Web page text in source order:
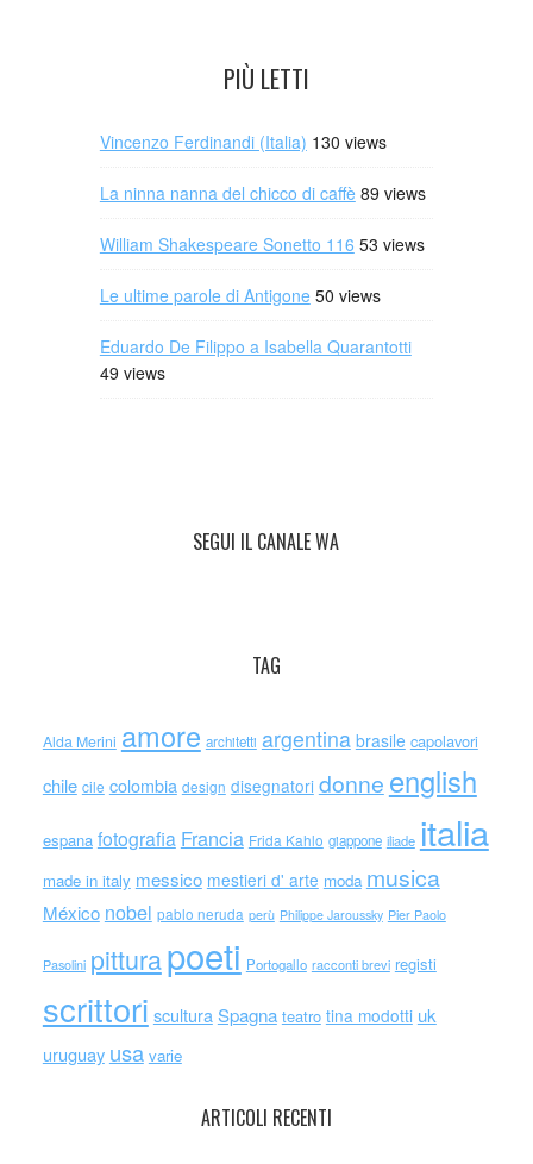
PIÙ LETTI
Vincenzo Ferdinandi (Italia) 130 views
La ninna nanna del chicco di caffè 89 views
William Shakespeare Sonetto 116 53 views
Le ultime parole di Antigone 50 views
Eduardo De Filippo a Isabella Quarantotti
49 views
SEGUI IL CANALE WA
TAG
Alda Merini amore architetti argentina brasile capolavori
chile cile colombia design disegnatori donne english
espana fotografia Francia Frida Kahlo giappone iliade italia
made in italy messico mestieri d' arte moda musica
México nobel pablo neruda perù Philippe Jaroussky Pier Paolo
Pasolini pitturapoeti Portogallo racconti brevi registi
scrittori scultura Spagna teatro tina modotti uk
uruguay usa varie
ARTICOLI RECENTI